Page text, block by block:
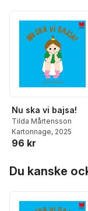
Nu ska vi bajsa!
Tilda Mårtensson
Kartonnage, 2025
96 kr
Du kanske